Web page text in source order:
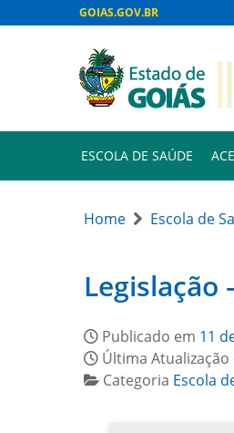
GOIAS.GOV.BR
ESCOLA DE SAÚDE
Home Escola de
Legislação
Publicado em 11
Última Atualização
Categoria Escola